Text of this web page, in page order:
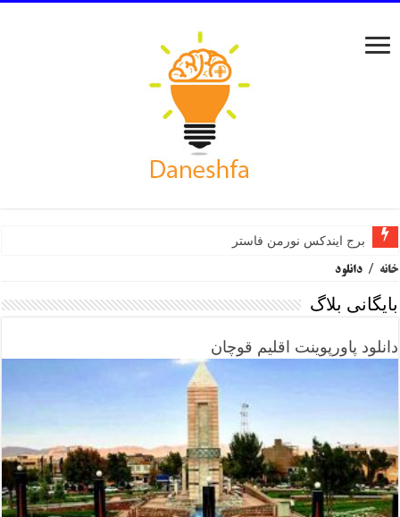
برج ایندکس نورمن فاستر
خانه / دانلود
بایگانی بلاگ
دانلود پاورپوینت اقلیم قوچان